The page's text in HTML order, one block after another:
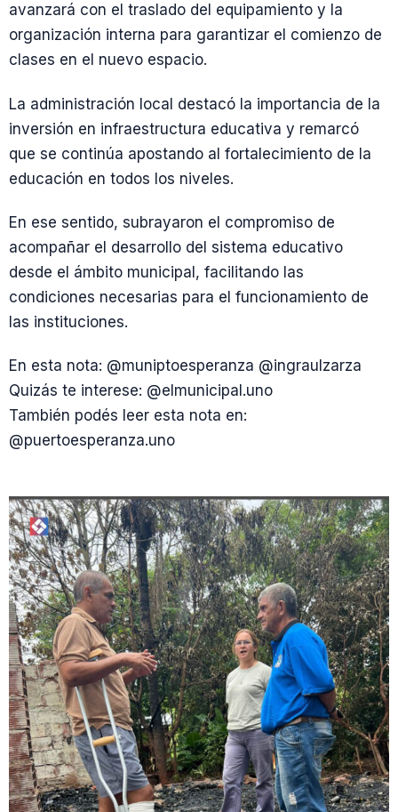
avanzará con el traslado del equipamiento y la
organización interna para garantizar el comienzo de
clases en el nuevo espacio.
La administración local destacó la importancia de la
inversión en infraestructura educativa y remarcó
que se continúa apostando al fortalecimiento de la
educación en todos los niveles.
En ese sentido, subrayaron el compromiso de
acompañar el desarrollo del sistema educativo
desde el ámbito municipal, facilitando las
condiciones necesarias para el funcionamiento de
las instituciones.
En esta nota: @muniptoesperanza @ingraulzarza
Quizás te interese: @elmunicipal.uno
También podés leer esta nota en:
@puertoesperanza.uno